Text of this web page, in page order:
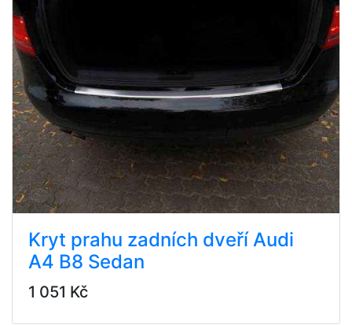
Kryt prahu zadních dveří Audi
A4 B8 Sedan
1 051 Kč